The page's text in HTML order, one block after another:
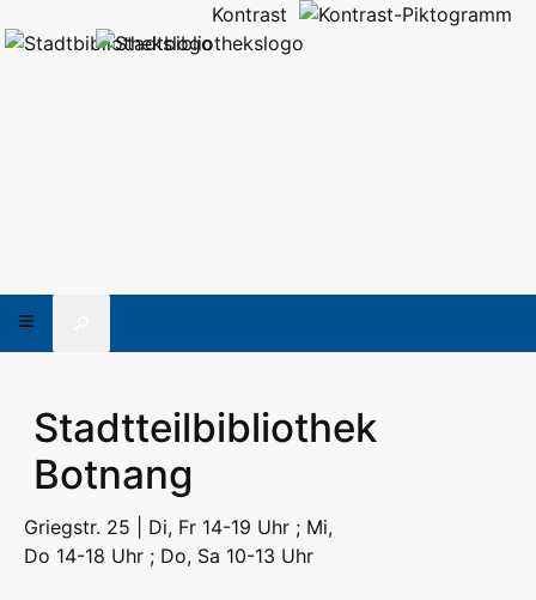
Kontrast
Stadtteilbibliothek
Botnang
Griegstr. 25 | Di, Fr 14-19 Uhr ; Mi,
Do 14-18 Uhr ; Do, Sa 10-13 Uhr